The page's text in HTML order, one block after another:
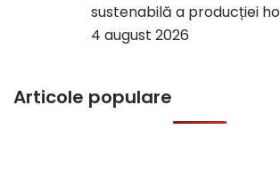
sustenabilă a producției
4 august 2026
Articole populare